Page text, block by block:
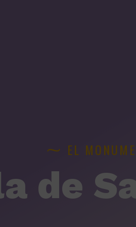
⁓ EL
de